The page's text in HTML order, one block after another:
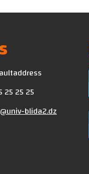
25 25 25
blida2.dz